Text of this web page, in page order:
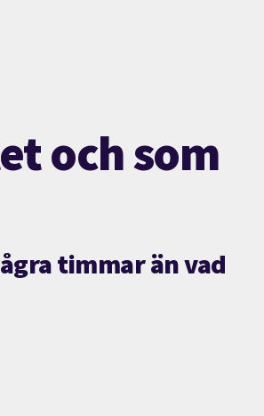
och som
timmar än vad